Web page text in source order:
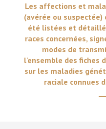
Les affections et
(avérée ou
été listées et
races concernées,
modes de
l'ensemble des fiches
sur les maladies
raciale connues